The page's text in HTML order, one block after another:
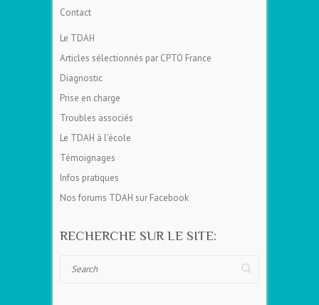
Contact
Le TDAH
Articles sélectionnés par CPTO France
Diagnostic
Prise en charge
Troubles associés
Le TDAH à l’école
Témoignages
Infos pratiques
Nos forums TDAH sur Facebook
RECHERCHE SUR LE SITE: